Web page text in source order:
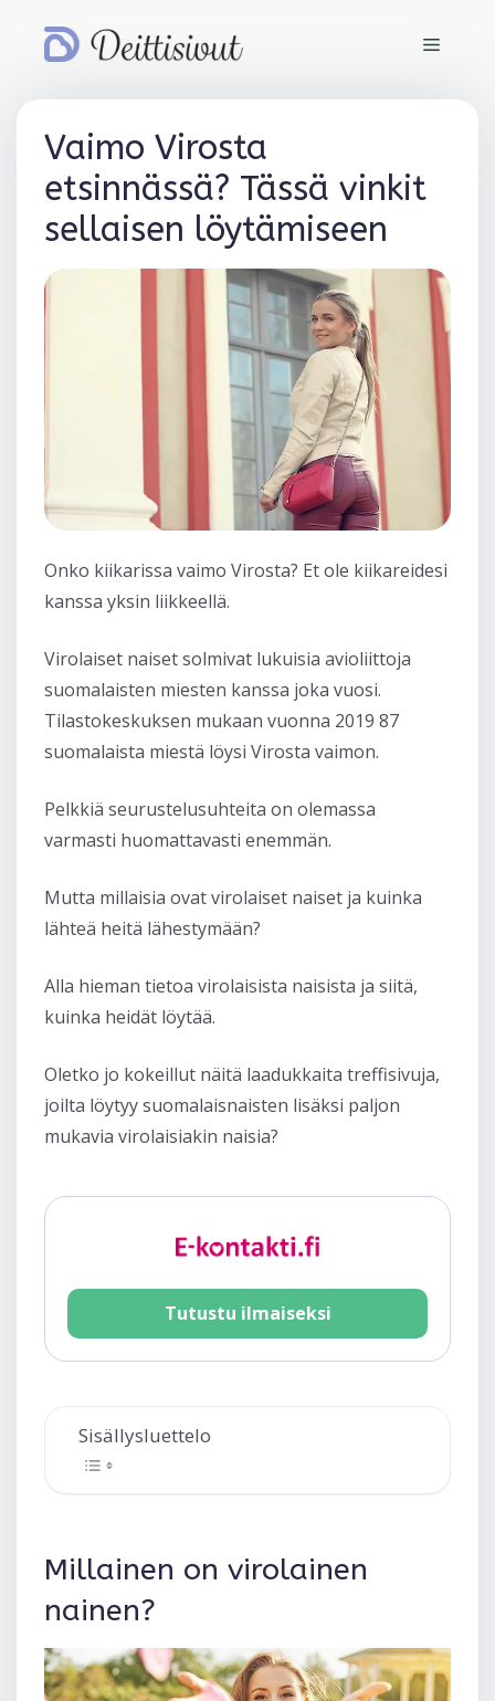
sisältöön
Valikko
Vaimo Virosta
etsinnässä? Tässä vinkit
sellaisen löytämiseen
Onko kiikarissa vaimo Virosta? Et ole kiikareidesi
kanssa yksin liikkeellä.
Virolaiset naiset solmivat lukuisia avioliittoja
suomalaisten miesten kanssa joka vuosi.
Tilastokeskuksen mukaan vuonna 2019 87
suomalaista miestä löysi Virosta vaimon.
Pelkkiä seurustelusuhteita on olemassa
varmasti huomattavasti enemmän.
Mutta millaisia ovat virolaiset naiset ja kuinka
lähteä heitä lähestymään?
Alla hieman tietoa virolaisista naisista ja siitä,
kuinka heidät löytää.
Oletko jo kokeillut näitä laadukkaita treffisivuja,
joilta löytyy suomalaisnaisten lisäksi paljon
mukavia virolaisiakin naisia?
Tutustu ilmaiseksi
Sisällysluettelo
Millainen on virolainen
nainen?